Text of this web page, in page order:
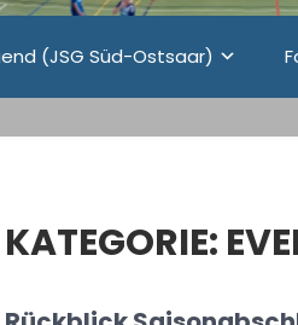
(JSG Süd-Ostsaar)
KATEGORIE: